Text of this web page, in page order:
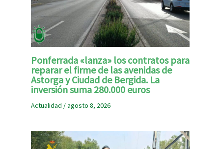
Ponferrada «lanza» los contratos para
reparar el firme de las avenidas de
Astorga y Ciudad de Bergida. La
inversión suma 280.000 euros
Actualidad /agosto 8, 2026